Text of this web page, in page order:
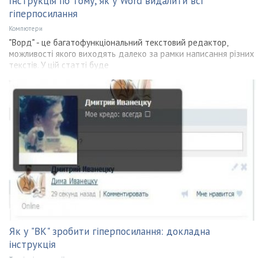
гіперпосилання
Компютери
"Ворд" - це багатофункціональний текстовий редактор,
можливості якого виходять далеко за рамки написання різних
текстів. У цій статті буде
Як у "ВК" зробити гіперпосилання: докладна
інструкція